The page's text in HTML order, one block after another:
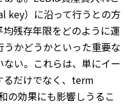
key）に沿って行うとの方
残存年限をどのように運
かどうかといった重要な
い。これらは、単にイー
るだけでなく、term
の効果にも影響しうるこ